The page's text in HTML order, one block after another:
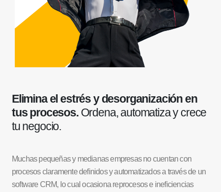
Elimina el estrés y desorganización en
tus procesos.Ordena, automatiza y crece
tu negocio.
Muchas pequeñas y medianas empresas no cuentan con
procesos claramente definidos y automatizados a través de un
software CRM, lo cual ocasiona reprocesos e ineficiencias